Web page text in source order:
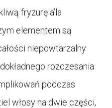
fryzurę a’la
elementem są
niepowtarzalny
rozczesania
podczas
włosy na dwie części,